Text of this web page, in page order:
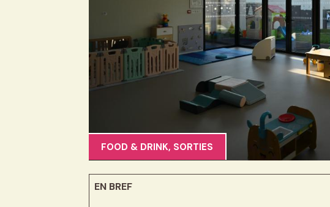
FOOD & DRINK, SORTIES
EN BREF